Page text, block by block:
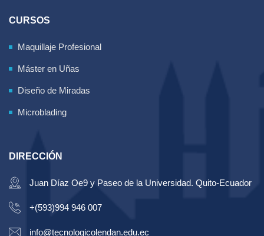
CURSOS
Maquillaje Profesional
Máster en Uñas
Diseño de Miradas
Microblading
DIRECCIÓN
Juan Díaz Oe9 y Paseo de la Universidad. Quito-Ecuador
+(593)994 946 007
info@tecnologicolendan.edu.ec